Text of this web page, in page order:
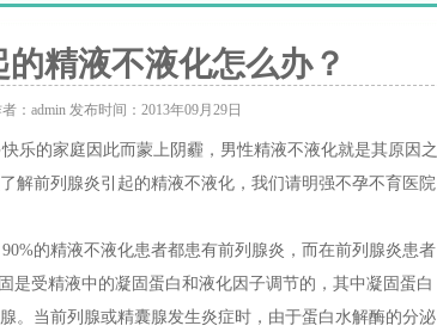
精液不液化怎么办？
：admin 发布时间：2013年09月29日
乐的家庭因此而蒙上阴霾，男性精液不液化就是其原因之
解前列腺炎引起的精液不液化 ，我们请明强不孕不育医院
的精液不液化患者都患有前列腺炎，而在前列腺炎患者
是受精液中的凝固蛋白和液化因子调节的，其中凝固蛋白
。当前列腺或精囊腺发生炎症时，由于蛋白水解酶的分泌